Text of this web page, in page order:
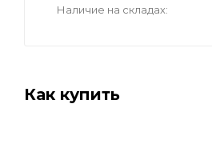
Наличие на складах
Как купить